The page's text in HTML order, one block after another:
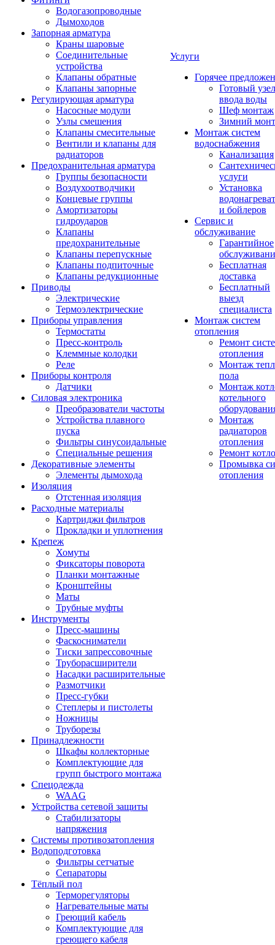
Водогазопроводные
Дымоходов
Запорная арматура
Краны шаровые
Соединительные
устройства
Клапаны обратные
Клапаны запорные
Регулирующая арматура
Насосные модули
Узлы смешения
Клапаны смесительные
Вентили и клапаны для
радиаторов
Предохранительная арматура
Группы безопасности
Воздухоотводчики
Концевые группы
Амортизаторы
гидроударов
Клапаны
предохранительные
Клапаны перепускные
Клапаны подпиточные
Клапаны редукционные
Приводы
Электрические
Термоэлектрические
Приборы управления
Термостаты
Пресс-контроль
Клеммные колодки
Реле
Приборы контроля
Датчики
Силовая электроника
Преобразователи частоты
Устройства плавного
пуска
Фильтры синусоидальные
Специальные решения
Декоративные элементы
Элементы дымохода
Изоляция
Отстенная изоляция
Расходные материалы
Картриджи фильтров
Прокладки и уплотнения
Крепеж
Хомуты
Фиксаторы поворота
Планки монтажные
Кронштейны
Маты
Трубные муфты
Инструменты
Пресс-машины
Фаскосниматели
Тиски запрессовочные
Труборасширители
Насадки расширительные
Размотчики
Пресс-губки
Степлеры и пистолеты
Ножницы
Труборезы
Принадлежности
Шкафы коллекторные
Комплектующие для
групп быстрого монтажа
Спецодежда
WAAG
Устройства сетевой защиты
Стабилизаторы
напряжения
Системы противозатопления
Водоподготовка
Фильтры сетчатые
Сепараторы
Тёплый пол
Терморегуляторы
Нагревательные маты
Греющий кабель
Комплектующие для
греющего кабеля
Услуги
Горячее
Готовый узел
ввода воды
Шеф монтаж
Зимний
Монтаж систем
водоснабжения
Канализация
услуги
Установка
и бойлеров
Сервис и
обслуживание
Гарантийное
Бесплатная
доставка
Бесплатный
выезд
специалиста
Монтаж систем
отопления
Ремонт
отопления
Монтаж
пола
Монтаж
котельного
Монтаж
радиаторов
отопления
Ремонт
Промывка
отопления